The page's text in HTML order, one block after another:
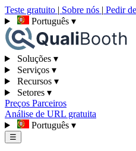
Teste gratuito | Sobre nós | Pedir
Português ▾
Soluções ▾
Serviços ▾
Recursos ▾
Setores ▾
Preços Parceiros
Análise de URL gratuita
Português ▾
☰